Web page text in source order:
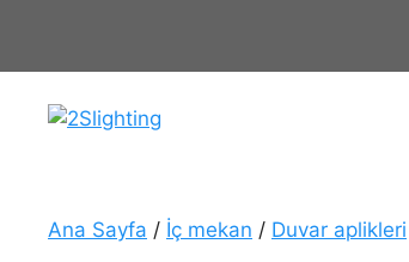
Ana Sayfa / İç mekan / Duvar aplikleri